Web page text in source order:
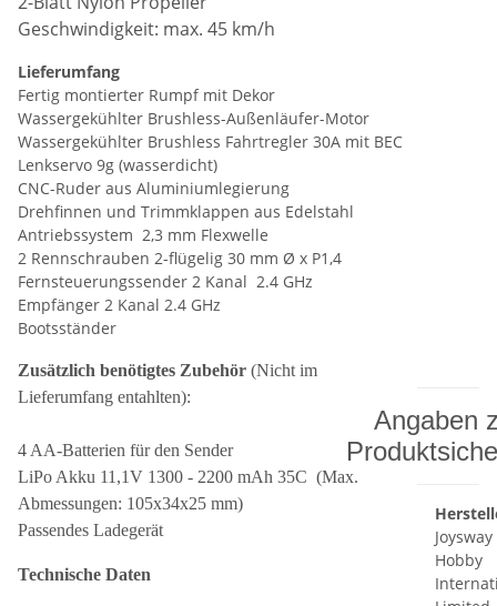
Geschwindigkeit: max. 45 km/h
Lieferumfang
Fertig montierter Rumpf mit Dekor
Wassergekühlter Brushless-Außenläufer-Motor
Wassergekühlter Brushless Fahrtregler 30A mit BEC
Lenkservo 9g (wasserdicht)
CNC-Ruder aus Aluminiumlegierung
Drehfinnen und Trimmklappen aus Edelstahl
Antriebssystem 2,3 mm Flexwelle
2 Rennschrauben 2-flügelig 30 mm Ø x P1,4
Fernsteuerungssender 2 Kanal 2.4 GHz
Empfänger 2 Kanal 2.4 GHz
Bootsständer
Zusätzlich benötigtes Zubehör (Nicht im
Lieferumfang entahlten):
4 AA-Batterien für den Sender
LiPo Akku 11,1V 1300 - 2200 mAh 35C (Max.
Abmessungen: 105x34x25 mm)
Passendes Ladegerät
Technische Daten
Angaben
Joysway
Hobby